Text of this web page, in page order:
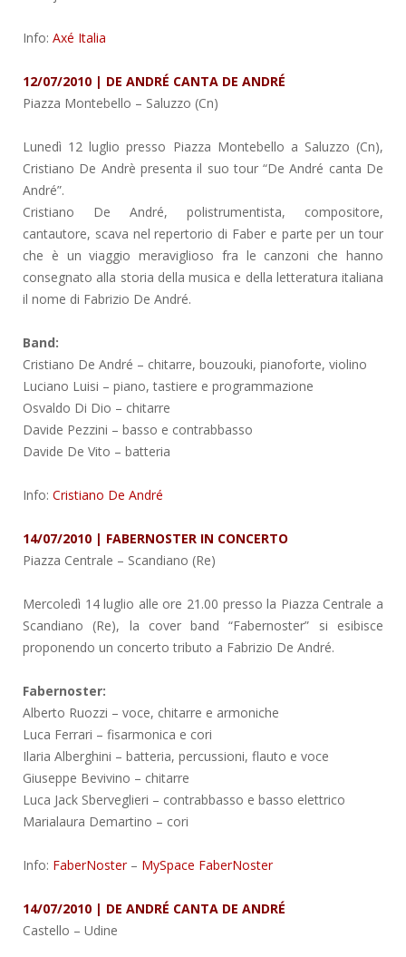
Info: Axé Italia
12/07/2010 | DE ANDRÉ CANTA DE ANDRÉ
Piazza Montebello – Saluzzo (Cn)
Lunedì 12 luglio presso Piazza Montebello a Saluzzo (Cn),
Cristiano De Andrè presenta il suo tour “De André canta De
André”.
Cristiano De André, polistrumentista, compositore,
cantautore, scava nel repertorio di Faber e parte per un tour
che è un viaggio meraviglioso fra le canzoni che hanno
consegnato alla storia della musica e della letteratura italiana
il nome di Fabrizio De André.
Band:
Cristiano De André – chitarre, bouzouki, pianoforte, violino
Luciano Luisi – piano, tastiere e programmazione
Osvaldo Di Dio – chitarre
Davide Pezzini – basso e contrabbasso
Davide De Vito – batteria
Info: Cristiano De André
14/07/2010 | FABERNOSTER IN CONCERTO
Piazza Centrale – Scandiano (Re)
Mercoledì 14 luglio alle ore 21.00 presso la Piazza Centrale a
Scandiano (Re), la cover band “Fabernoster” si esibisce
proponendo un concerto tributo a Fabrizio De André.
Fabernoster:
Alberto Ruozzi – voce, chitarre e armoniche
Luca Ferrari – fisarmonica e cori
Ilaria Alberghini – batteria, percussioni, flauto e voce
Giuseppe Bevivino – chitarre
Luca Jack Sberveglieri – contrabbasso e basso elettrico
Marialaura Demartino – cori
Info: FaberNoster– MySpace FaberNoster
14/07/2010 | DE ANDRÉ CANTA DE ANDRÉ
Castello – Udine